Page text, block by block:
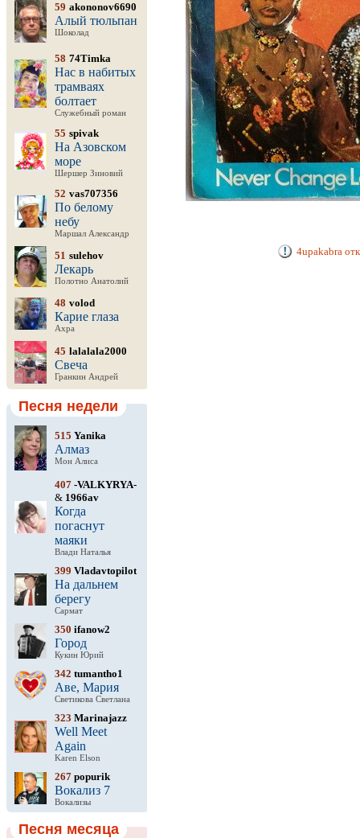
59 akononov6690
Алый тюльпан
Шоколад
58 74Timka
Нас в набитых
трамваях
болтает
Служебный роман
55 spivak
На Азовском
море
Шершер Зиновий
52 vas707356
По белому
небу
Маршал Александр
51 sulehov
Лекарь
Полотно Анатолий
48 volod
Карие глаза
Ахра
45 lalalala2000
Свеча
Гранкин Андрей
Песня недели
515 Yanika
Алмаз
Мон Алиса
407 -VALKYRYA-
& 1966av
Когда
погаснут
маяки
Влади Наталья
399 Vladavtopilot
На дальнем
берегу
Сармат
350 ifanow2
Город
Кукин Юрий
342 tumantho1
Аве, Мария
Светикова Светлана
323 Marinajazz
Well Meet
Again
Karen Elson
267 popurik
Вокализ 7
Вокализы
Песня месяца
4upakabra